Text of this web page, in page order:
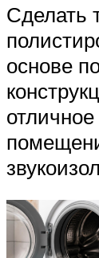
Сделать
основе